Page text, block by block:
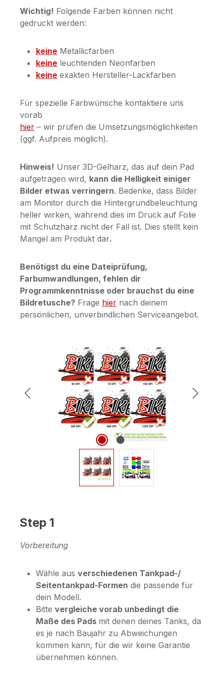
Wichtig! Folgende Farben können nicht
gedruckt werden:
keine Metallicfarben
keine leuchtenden Neonfarben
keine exakten Hersteller-Lackfarben
Für spezielle Farbwünsche kontaktiere uns
vorab
hier – wir prüfen die Umsetzungsmöglichkeiten
(ggf. Aufpreis möglich).
Hinweis! Unser 3D-Gelharz, das auf dein Pad
aufgetragen wird, kann die Helligkeit einiger
Bilder etwas verringern. Bedenke, dass Bilder
am Monitor durch die Hintergrundbeleuchtung
heller wirken, während dies im Druck auf Folie
mit Schutzharz nicht der Fall ist. Dies stellt kein
Mangel am Produkt dar.
Benötigst du eine Dateiprüfung,
Farbumwandlungen, fehlen dir
Programmkenntnisse oder brauchst du eine
Bildretusche? Frage hier nach deinem
persönlichen, unverbindlichen Serviceangebot.
Step 1
Vorbereitung
Wähle aus verschiedenen Tankpad-/
Seitentankpad-Formen die passende für
dein Modell.
Bitte vergleiche vorab unbedingt die
Maße des Pads mit denen deines Tanks, da
es je nach Baujahr zu Abweichungen
kommen kann, für die wir keine Garantie
übernehmen können.